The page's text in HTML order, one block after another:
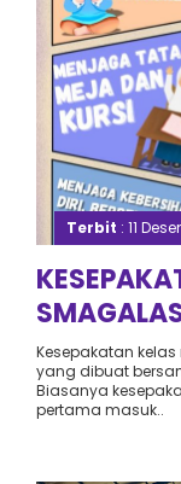
Terbit : 11
Kesepakatan
yang dibuat
Biasanya
pertama masuk..